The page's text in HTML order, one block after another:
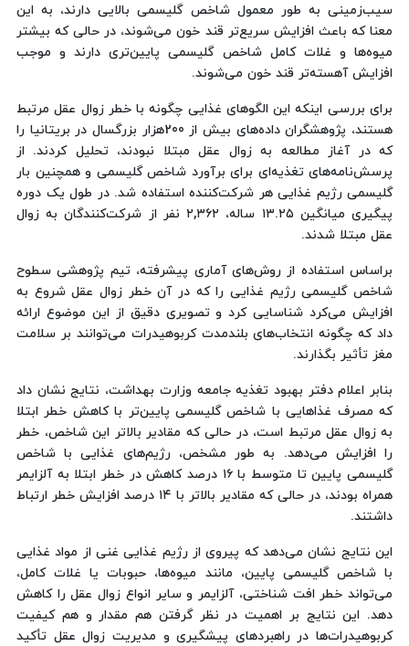
سیب‌زمینی به طور معمول شاخص گلیسمی بالایی دارند، به این
معنا که باعث افزایش سریع‌تر قند خون می‌شوند، در حالی که بیشتر
میوه‌ها و غلات کامل شاخص گلیسمی پایین‌تری دارند و موجب
افزایش آهسته‌تر قند خون می‌شوند.
برای بررسی اینکه این الگوهای غذایی چگونه با خطر زوال عقل مرتبط
هستند، پژوهشگران داده‌های بیش از 200هزار بزرگسال در بریتانیا را
که در آغاز مطالعه به زوال عقل مبتلا نبودند، تحلیل کردند. از
پرسش‌نامه‌های تغذیه‌ای برای برآورد شاخص گلیسمی و همچنین بار
گلیسمی رژیم غذایی هر شرکت‌کننده استفاده شد. در طول یک دوره
پیگیری میانگین ۱۳.۲۵ ساله، ۲,۳۶۲ نفر از شرکت‌کنندگان به زوال
عقل مبتلا شدند.
براساس استفاده از روش‌های آماری پیشرفته، تیم پژوهشی سطوح
شاخص گلیسمی رژیم غذایی را که در آن خطر زوال عقل شروع به
افزایش می‌کرد شناسایی کرد و تصویری دقیق از این موضوع ارائه
داد که چگونه انتخاب‌های بلندمدت کربوهیدرات می‌توانند بر سلامت
مغز تأثیر بگذارند.
بنابر اعلام دفتر بهبود تغذیه جامعه وزارت بهداشت، نتایج نشان داد
که مصرف غذاهایی با شاخص گلیسمی پایین‌تر با کاهش خطر ابتلا
به زوال عقل مرتبط است، در حالی که مقادیر بالاتر این شاخص، خطر
را افزایش می‌دهد. به طور مشخص، رژیم‌های غذایی با شاخص
گلیسمی پایین تا متوسط با ۱۶ درصد کاهش در خطر ابتلا به آلزایمر
همراه بودند، در حالی که مقادیر بالاتر با ۱۴ درصد افزایش خطر ارتباط
داشتند.
این نتایج نشان می‌دهد که پیروی از رژیم غذایی غنی از مواد غذایی
با شاخص گلیسمی پایین، مانند میوه‌ها، حبوبات یا غلات کامل،
می‌تواند خطر افت شناختی، آلزایمر و سایر انواع زوال عقل را کاهش
دهد. این نتایج بر اهمیت در نظر گرفتن هم مقدار و هم کیفیت
کربوهیدرات‌ها در راهبردهای پیشگیری و مدیریت زوال عقل تأکید